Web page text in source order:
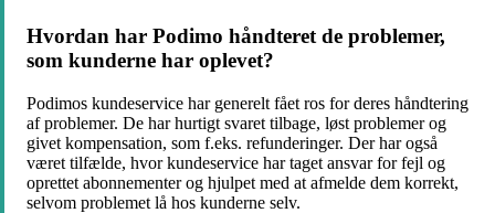
Hvordan har Podimo håndteret de problemer,
som kunderne har oplevet?
Podimos kundeservice har generelt fået ros for deres håndtering
af problemer. De har hurtigt svaret tilbage, løst problemer og
givet kompensation, som f.eks. refunderinger. Der har også
været tilfælde, hvor kundeservice har taget ansvar for fejl og
oprettet abonnementer og hjulpet med at afmelde dem korrekt,
selvom problemet lå hos kunderne selv.